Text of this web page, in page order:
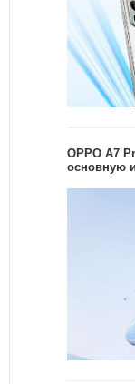
OPPO A7
основную